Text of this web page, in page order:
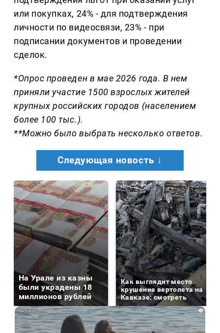
или покупках, 24% - для подтверждения
личности по видеосвязи, 23% - при
подписании документов и проведении
сделок.
*Опрос проведен в мае 2026 года. В нем
приняли участие 1500 взрослых жителей
крупных российских городов (населением
более 100 тыс.).
**Можно было выбрать несколько ответов.
Следующая новость ↓
На Урале из казны
были украдены 18
миллионов рублей
Как выглядит место
крушение вертолета на
Кавказе: смотреть
i